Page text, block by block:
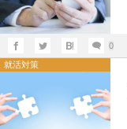
0
就活対策